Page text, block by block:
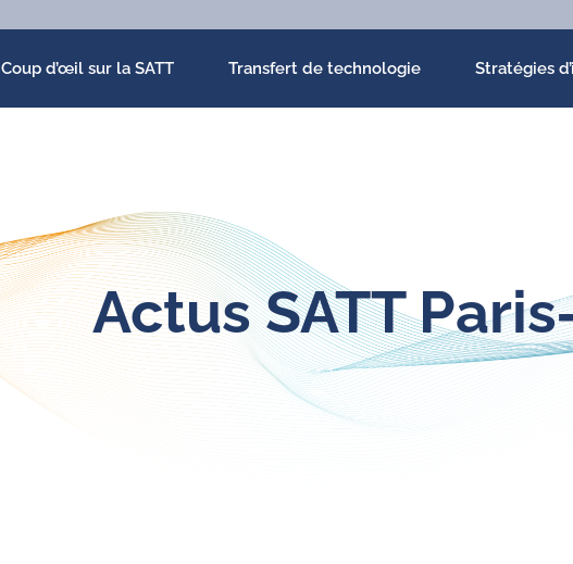
Coup d’œil sur la SATT Transfert de technologie Stratégies
Actus SATT